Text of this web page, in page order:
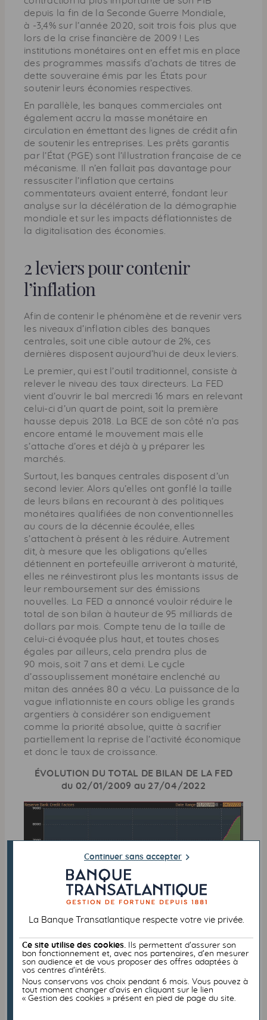
depuis la fin de la Seconde Guerre Mondiale,
à -3,4% sur l’année 2020, soit trois fois plus que
lors de la crise financière de 2009 ! Les
institutions monétaires ont en effet mis en place
des programmes massifs d’achats de titres de
dette souveraine émis par les États pour
soutenir leurs économies respectives.
En parallèle, les banques commerciales ont
également accru la masse monétaire en
circulation en émettant des lignes de crédit afin
de soutenir les entreprises. Les prêts garantis
par l’État (PGE) sont l’illustration française de ce
mécanisme. Il n’en fallait pas davantage pour
ressusciter l’inflation que certains
commentateurs avaient enterré, fondant leur
analyse sur la décélération de la démographie
mondiale et sur les impacts déflationnistes de
la digitalisation des économies.
2 leviers pour contenir
l’inflation
Afin de contenir le phénomène et de revenir vers
les niveaux d’inflation cibles des banques
centrales, soit une cible autour de 2%, ces
dernières disposent aujourd’hui de deux leviers.
Le premier, qui est l’outil traditionnel, consiste à
relever le niveau des taux directeurs. La FED
vient d’ouvrir le bal mercredi 16 mars en relevant
celui-ci d’un quart de point, soit la première
hausse depuis 2018. La BCE de son côté n’a pas
encore entamé le mouvement mais elle
s’attache d’ores et déjà à y préparer les
marchés.
Surtout, les banques centrales disposent d’un
second levier. Alors qu’elles ont gonflé la taille
de leurs bilans en recourant à des politiques
monétaires qualifiées de non conventionnelles
au cours de la décennie écoulée, elles
s’attachent à présent à les réduire. Autrement
dit, à mesure que les obligations qu’elles
détiennent en portefeuille arriveront à maturité,
elles ne réinvestiront plus les montants issus de
leur remboursement sur des émissions
nouvelles. La FED a annoncé vouloir réduire le
total de son bilan à hauteur de 95 milliards de
dollars par mois. Compte tenu de la taille de
celui-ci évoquée plus haut, et toutes choses
égales par ailleurs, cela prendra plus de
90 mois, soit 7 ans et demi. Le cycle
d’assouplissement monétaire enclenché au
mitan des années 80 a vécu. La puissance de la
vague inflationniste en cours oblige les grands
argentiers à considérer son endiguement
comme la priorité absolue, quitte à sacrifier
partiellement la reprise de l’activité économique
et donc le taux de croissance.
ÉVOLUTION DU TOTAL DE BILAN DE LA FED
du 02/01/2009 au 27/04/2022
Source : Bloomberg
Continuer sans accepter
La Banque Transatlantique respecte votre vie privée.
Ce site utilise des cookies. Ils permettent d’assurer son
bon fonctionnement et, avec nos partenaires, d’en mesurer
son audience et de vous proposer des offres adaptées à
vos centres d’intérêts.
Nous conservons vos choix pendant 6 mois. Vous pouvez à
tout moment changer d’avis en cliquant sur le lien
« Gestion des cookies » présent en pied de page du site.